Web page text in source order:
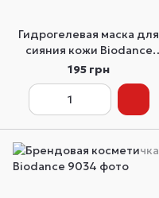
Гидрогелевая маска для
сияния кожи Biodance
Radiant Vita Niacinamide
Real Deep Mask 1 шт
195 грн